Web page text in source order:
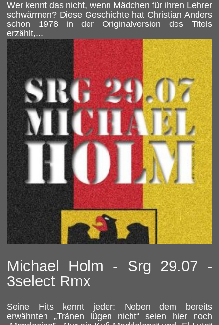
Wer kennt das nicht, wenn Mädchen für ihren Lehrer
schwärmen? Diese Geschichte hat Christian Anders
schon 1978 in der Originalversion des Titels
erzählt,...
Michael Holm - Srg 29.07 -
3select Rmx
Seine Hits kennt jeder: Neben dem bereits
erwähnten „Tränen lügen nicht“ seien hier noch